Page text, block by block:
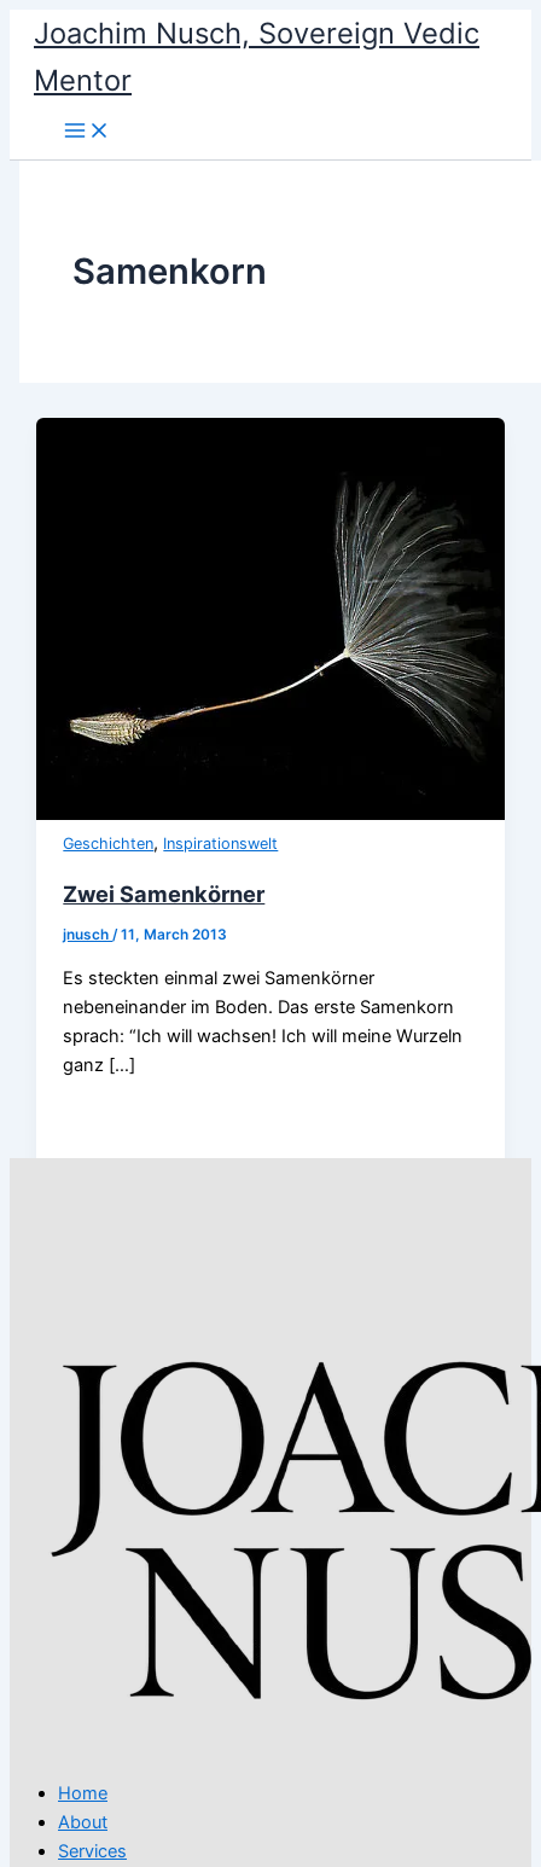
content
Joachim Nusch, Sovereign Vedic
Mentor
Samenkorn
Geschichten, Inspirationswelt
Zwei Samenkörner
jnusch/11, March 2013
Es steckten einmal zwei Samenkörner
nebeneinander im Boden. Das erste Samenkorn
sprach: “Ich will wachsen! Ich will meine Wurzeln
ganz […]
Home
About
Services